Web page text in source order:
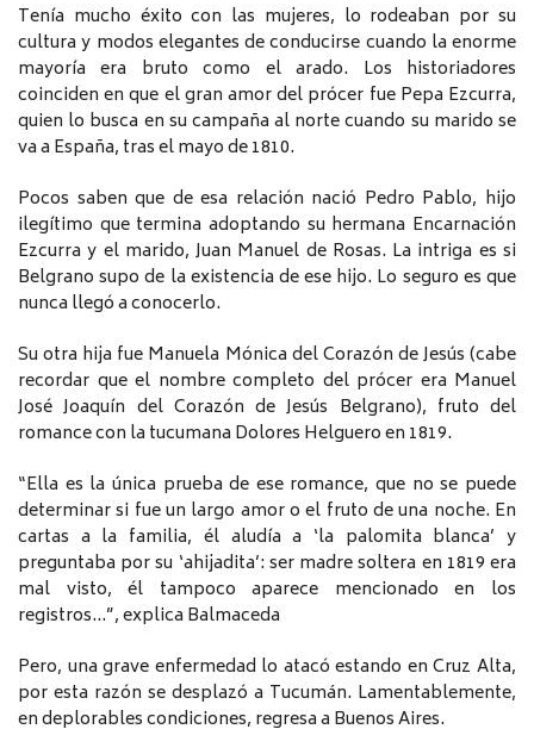
Tenía mucho éxito con las mujeres, lo rodeaban por su
cultura y modos elegantes de conducirse cuando la enorme
mayoría era bruto como el arado. Los historiadores
coinciden en que el gran amor del prócer fue Pepa Ezcurra,
quien lo busca en su campaña al norte cuando su marido se
va a España, tras el mayo de 1810.
Pocos saben que de esa relación nació Pedro Pablo, hijo
ilegítimo que termina adoptando su hermana Encarnación
Ezcurra y el marido, Juan Manuel de Rosas. La intriga es si
Belgrano supo de la existencia de ese hijo. Lo seguro es que
nunca llegó a conocerlo.
Su otra hija fue Manuela Mónica del Corazón de Jesús (cabe
recordar que el nombre completo del prócer era Manuel
José Joaquín del Corazón de Jesús Belgrano), fruto del
romance con la tucumana Dolores Helguero en 1819.
“Ella es la única prueba de ese romance, que no se puede
determinar si fue un largo amor o el fruto de una noche. En
cartas a la familia, él aludía a ‘la palomita blanca’ y
preguntaba por su ‘ahijadita’: ser madre soltera en 1819 era
mal visto, él tampoco aparece mencionado en los
registros…”, explica Balmaceda
Pero, una grave enfermedad lo atacó estando en Cruz Alta,
por esta razón se desplazó a Tucumán. Lamentablemente,
en deplorables condiciones, regresa a Buenos Aires.